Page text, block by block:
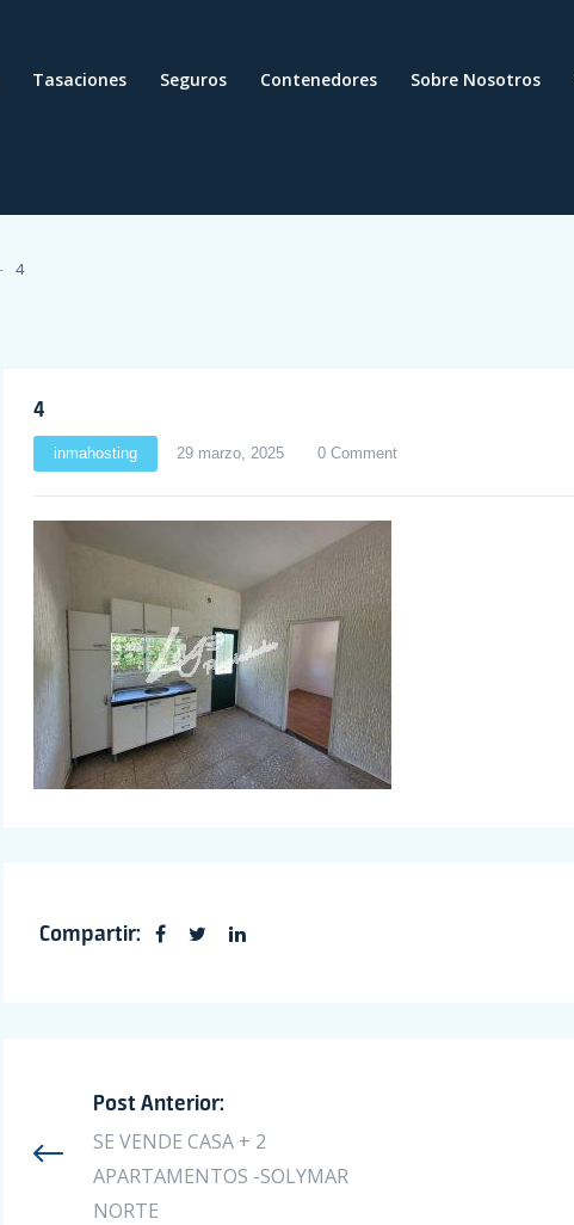
Tasaciones Seguros Contenedores Sobre Nosotros
4
4
inmahosting 29 marzo, 2025 0 Comment
Compartir:
Post Anterior:
SE VENDE CASA + 2
APARTAMENTOS -SOLYMAR
NORTE